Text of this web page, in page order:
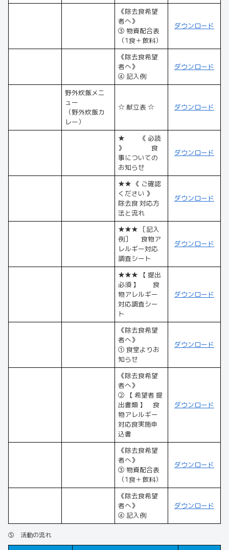
《除去食希望
者へ》
③ 物資配合表
（1食＋飲料）
ダウンロード
《除去食希望
者へ》
④ 記入例
ダウンロード
野外炊飯メニ
ュー
（野外炊飯カ
レー）
☆ 献立表 ☆ ダウンロード
★ 《 必読
》 食
事についての
お知らせ
ダウンロード
★★ 《 ご確認
ください 》
除去食 対応方
法と流れ
ダウンロード
★★★ ［記入
例］ 食物ア
レルギー対応
調査シート
ダウンロード
★★★ 【 提出
必須 】 食
物アレルギー
対応調査シー
ト
ダウンロード
《除去食希望
者へ》
① 食堂よりお
知らせ
ダウンロード
《除去食希望
者へ》
② 【 希望者 提
出書類 】 食
物アレルギー
対応食実施申
込書
ダウンロード
《除去食希望
者へ》
③ 物資配合表
（1食＋飲料）
ダウンロード
《除去食希望
者へ》
④ 記入例
ダウンロード
⑤ 活動の流れ